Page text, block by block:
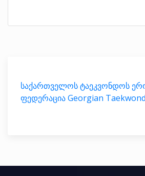
საქართველოს ტაეკვონდოს
ფედერაცია Georgian